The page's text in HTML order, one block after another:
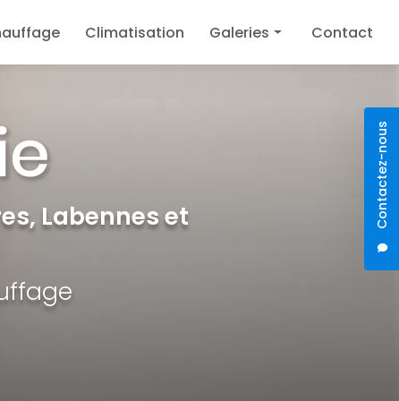
Contactez-nous
Climatisation Galeries Contact
Labennes et